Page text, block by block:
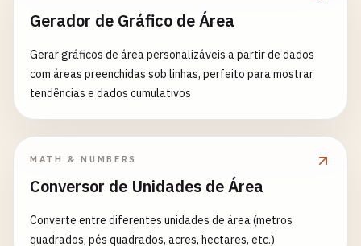
Gerador de Gráfico de Área
Gerar gráficos de área personalizáveis a partir de dados
com áreas preenchidas sob linhas, perfeito para mostrar
tendências e dados cumulativos
MATH & NUMBERS
Conversor de Unidades de Área
Converte entre diferentes unidades de área (metros
quadrados, pés quadrados, acres, hectares, etc.)